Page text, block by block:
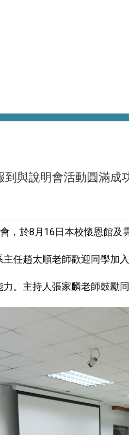
到與說明會活動圓滿成
，於8月16日本校懷恩館
任趙太順老師歡迎同學加
。主持人張家麟老師鼓勵